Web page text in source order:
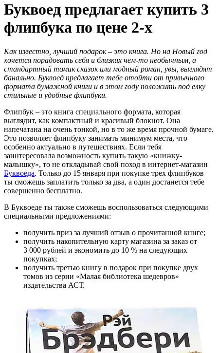
Буквоед предлагает купить 3
флипбука по цене 2-х
Как известно, лучший подарок – это книга. Но на Новый год
хочется порадовать себя и близких чем-то необычным, а
стандартный томик сказок или модный роман, увы, выглядят
банально. Буквоед предлагает тебе отойти от привычного
формата бумажной книги и в этом году положить под елку
стильные и удобные флипбуки.
Флипбук – это книга специального формата, которая
выглядит, как компактный и красивый блокнот. Она
напечатана на очень тонкой, но в то же время прочной бумаге.
Это позволяет флипбуку занимать минимум места, что
особенно актуально в путешествиях. Если тебя
заинтересовала возможность купить такую «книжку-
малышку», то не откладывай свой поход в интернет-магазин
Буквоеда. Только до 15 января при покупке трех флипбуков
ты сможешь заплатить только за два, а один достанется тебе
совершенно бесплатно.
В Буквоеде ты также сможешь воспользоваться следующими
специальными предложениями:
получить приз за лучший отзыв о прочитанной книге;
получить накопительную карту магазина за заказ от
3 000 рублей и экономить до 10 % на следующих
покупках;
получить третью книгу в подарок при покупке двух
томов из серии «Малая библиотека шедевров»
издательства АСТ.